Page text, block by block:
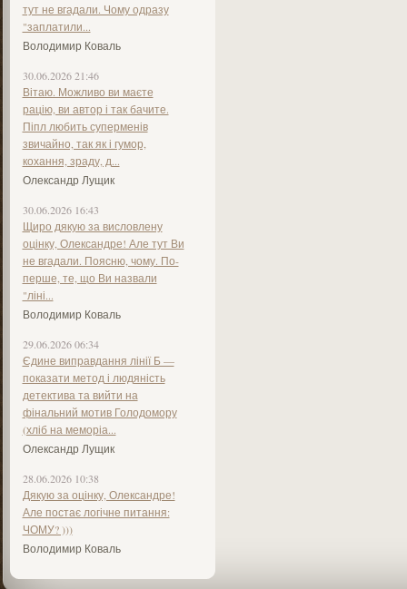
тут не вгадали. Чому одразу
"заплатили...
Володимир Коваль
30.06.2026 21:46
Вітаю. Можливо ви маєте
рацію, ви автор і так бачите.
Піпл любить суперменів
звичайно, так як і гумор,
кохання, зраду, д...
Олександр Лущик
30.06.2026 16:43
Щиро дякую за висловлену
оцінку, Олександре! Але тут Ви
не вгадали. Поясню, чому. По-
перше, те, що Ви назвали
"ліні...
Володимир Коваль
29.06.2026 06:34
Єдине виправдання лінії Б —
показати метод і людяність
детектива та вийти на
фінальний мотив Голодомору
(хліб на меморіа...
Олександр Лущик
28.06.2026 10:38
Дякую за оцінку, Олександре!
Але постає логічне питання:
ЧОМУ? )))
Володимир Коваль